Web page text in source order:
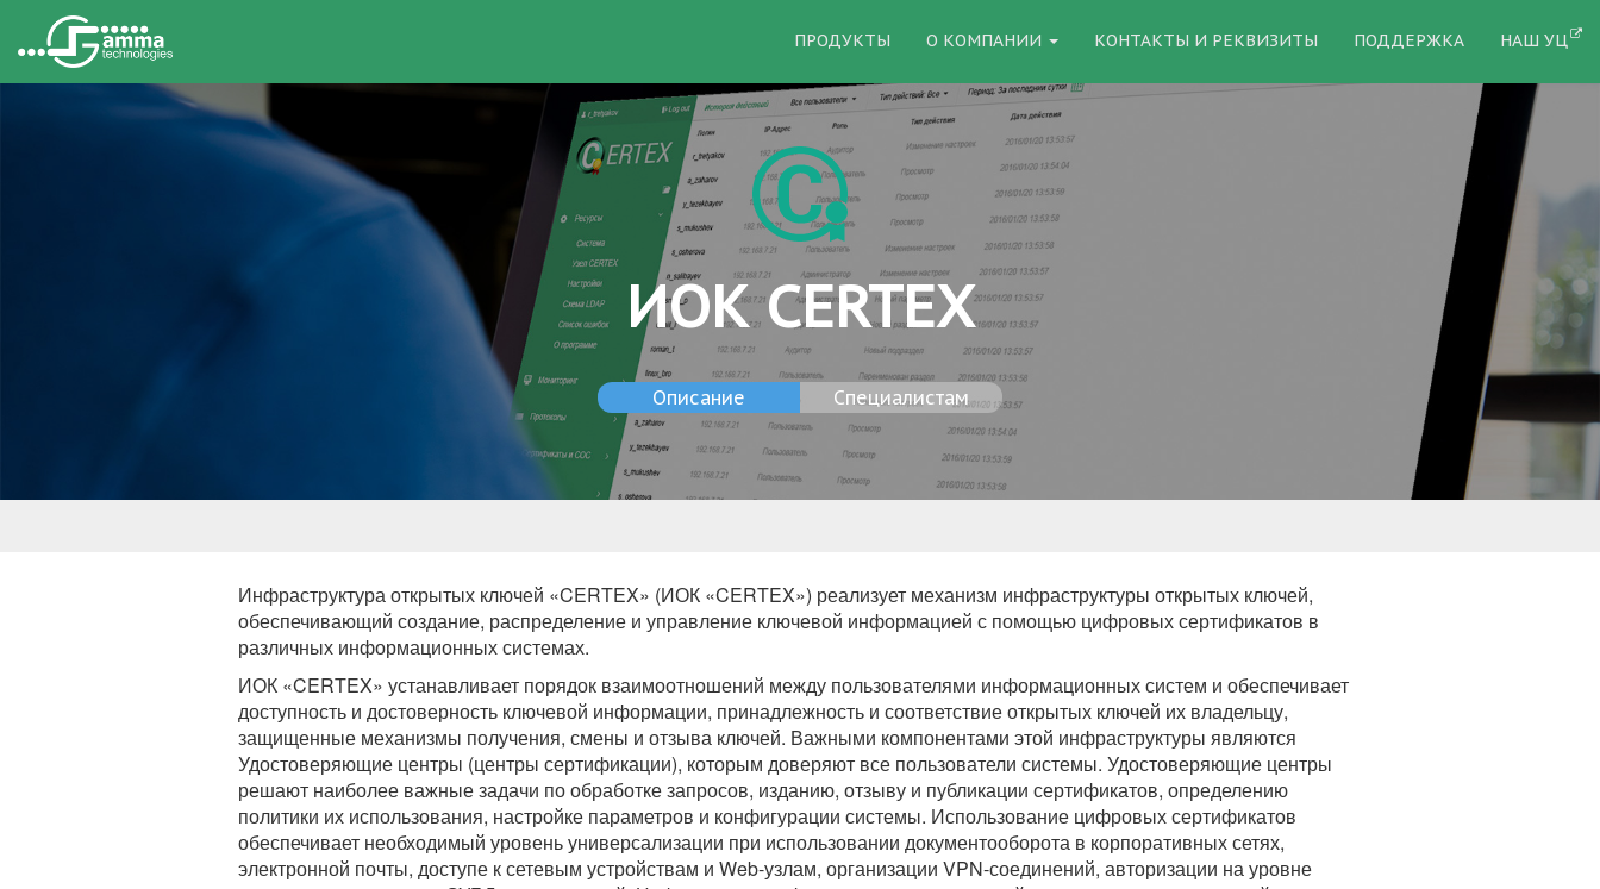
ПРОДУКТЫ О КОМПАНИИ КОНТАКТЫ И РЕКВИЗИТЫ ПОДДЕРЖКА НАШ УЦ
ИОК CERTEX
Описание Специалистам
Инфраструктура открытых ключей «CERTEX» (ИОК «CERTEX») реализует механизм инфраструктуры открытых ключей,
обеспечивающий создание, распределение и управление ключевой информацией с помощью цифровых сертификатов в
различных информационных системах.
ИОК «CERTEX» устанавливает порядок взаимоотношений между пользователями информационных систем и обеспечивает
доступность и достоверность ключевой информации, принадлежность и соответствие открытых ключей их владельцу,
защищенные механизмы получения, смены и отзыва ключей. Важными компонентами этой инфраструктуры являются
Удостоверяющие центры (центры сертификации), которым доверяют все пользователи системы. Удостоверяющие центры
решают наиболее важные задачи по обработке запросов, изданию, отзыву и публикации сертификатов, определению
политики их использования, настройке параметров и конфигурации системы. Использование цифровых сертификатов
обеспечивает необходимый уровень универсализации при использовании документооборота в корпоративных сетях,
электронной почты, доступе к сетевым устройствам и Web-узлам, организации VPN-соединений, авторизации на уровне